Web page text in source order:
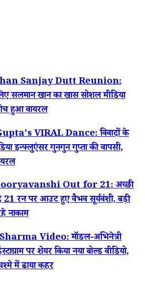
Sanjay Dutt Reunion:
सलमान खान का खास सोशल मीडिया
हुआ वायरल
VIRAL Dance: विवादों के
इन्फ्लुएंसर गुनगुन गुप्ता की वापसी,
Out for 21: अच्छी
रन पर आउट हुए वैभव सूर्यवंशी, बड़ी
नाकाम
Video: मॉडल-अभिनेत्री
पर शेयर किया नया बोल्ड वीडियो,
में ढाया कहर